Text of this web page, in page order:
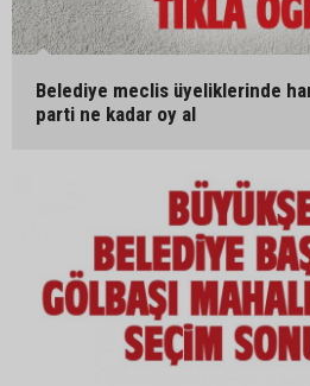
Belediye meclis üyeliklerinde
parti ne kadar oy al